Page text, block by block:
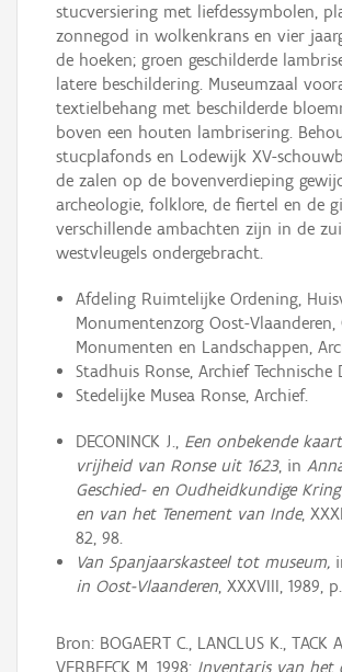
stucversiering met liefdessymbolen,
zonnegod in wolkenkrans en vier
de hoeken; groen geschilderde
latere beschildering. Museumzaal
textielbehang met beschilderde
boven een houten lambrisering.
stucplafonds en Lodewijk XV-
de zalen op de bovenverdieping
archeologie, folklore, de fiertel en de
verschillende ambachten zijn in de
westvleugels ondergebracht.
Afdeling Ruimtelijke Ordening,
Monumentenzorg Oost-Vlaanderen,
Monumenten en Landschappen,
Stadhuis Ronse, Archief Technische
Stedelijke Musea Ronse, Archief.
DECONINCK J., Een onbekende
vrijheid van Ronse uit 1623, in
Geschied- en Oudheidkundige
en van het Tenement van Inde,
82, 98.
Van Spanjaarskasteel tot museum,
in Oost-Vlaanderen, XXXVIII, 1989,
Bron: BOGAERT C., LANCLUS K., TACK
VERBEECK M. 1998: Inventaris van het